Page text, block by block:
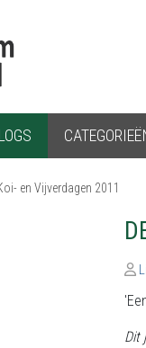
en Vijverdagen 2011
Dit